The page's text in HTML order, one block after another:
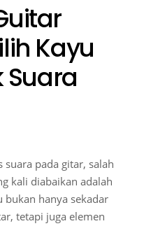
Kayu
Suara
pada gitar, salah
kali diabaikan adalah
bukan hanya sekadar
tetapi juga elemen